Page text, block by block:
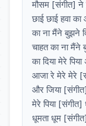
मौसम [संगीत] ने
छाई छाई हवा
का ना मैंने बुझने
चाहत का ना मैंने
का दिया मेरे
आजा रे मेरे मेरे
और जिया
मेरे पिया
धूमता धूम